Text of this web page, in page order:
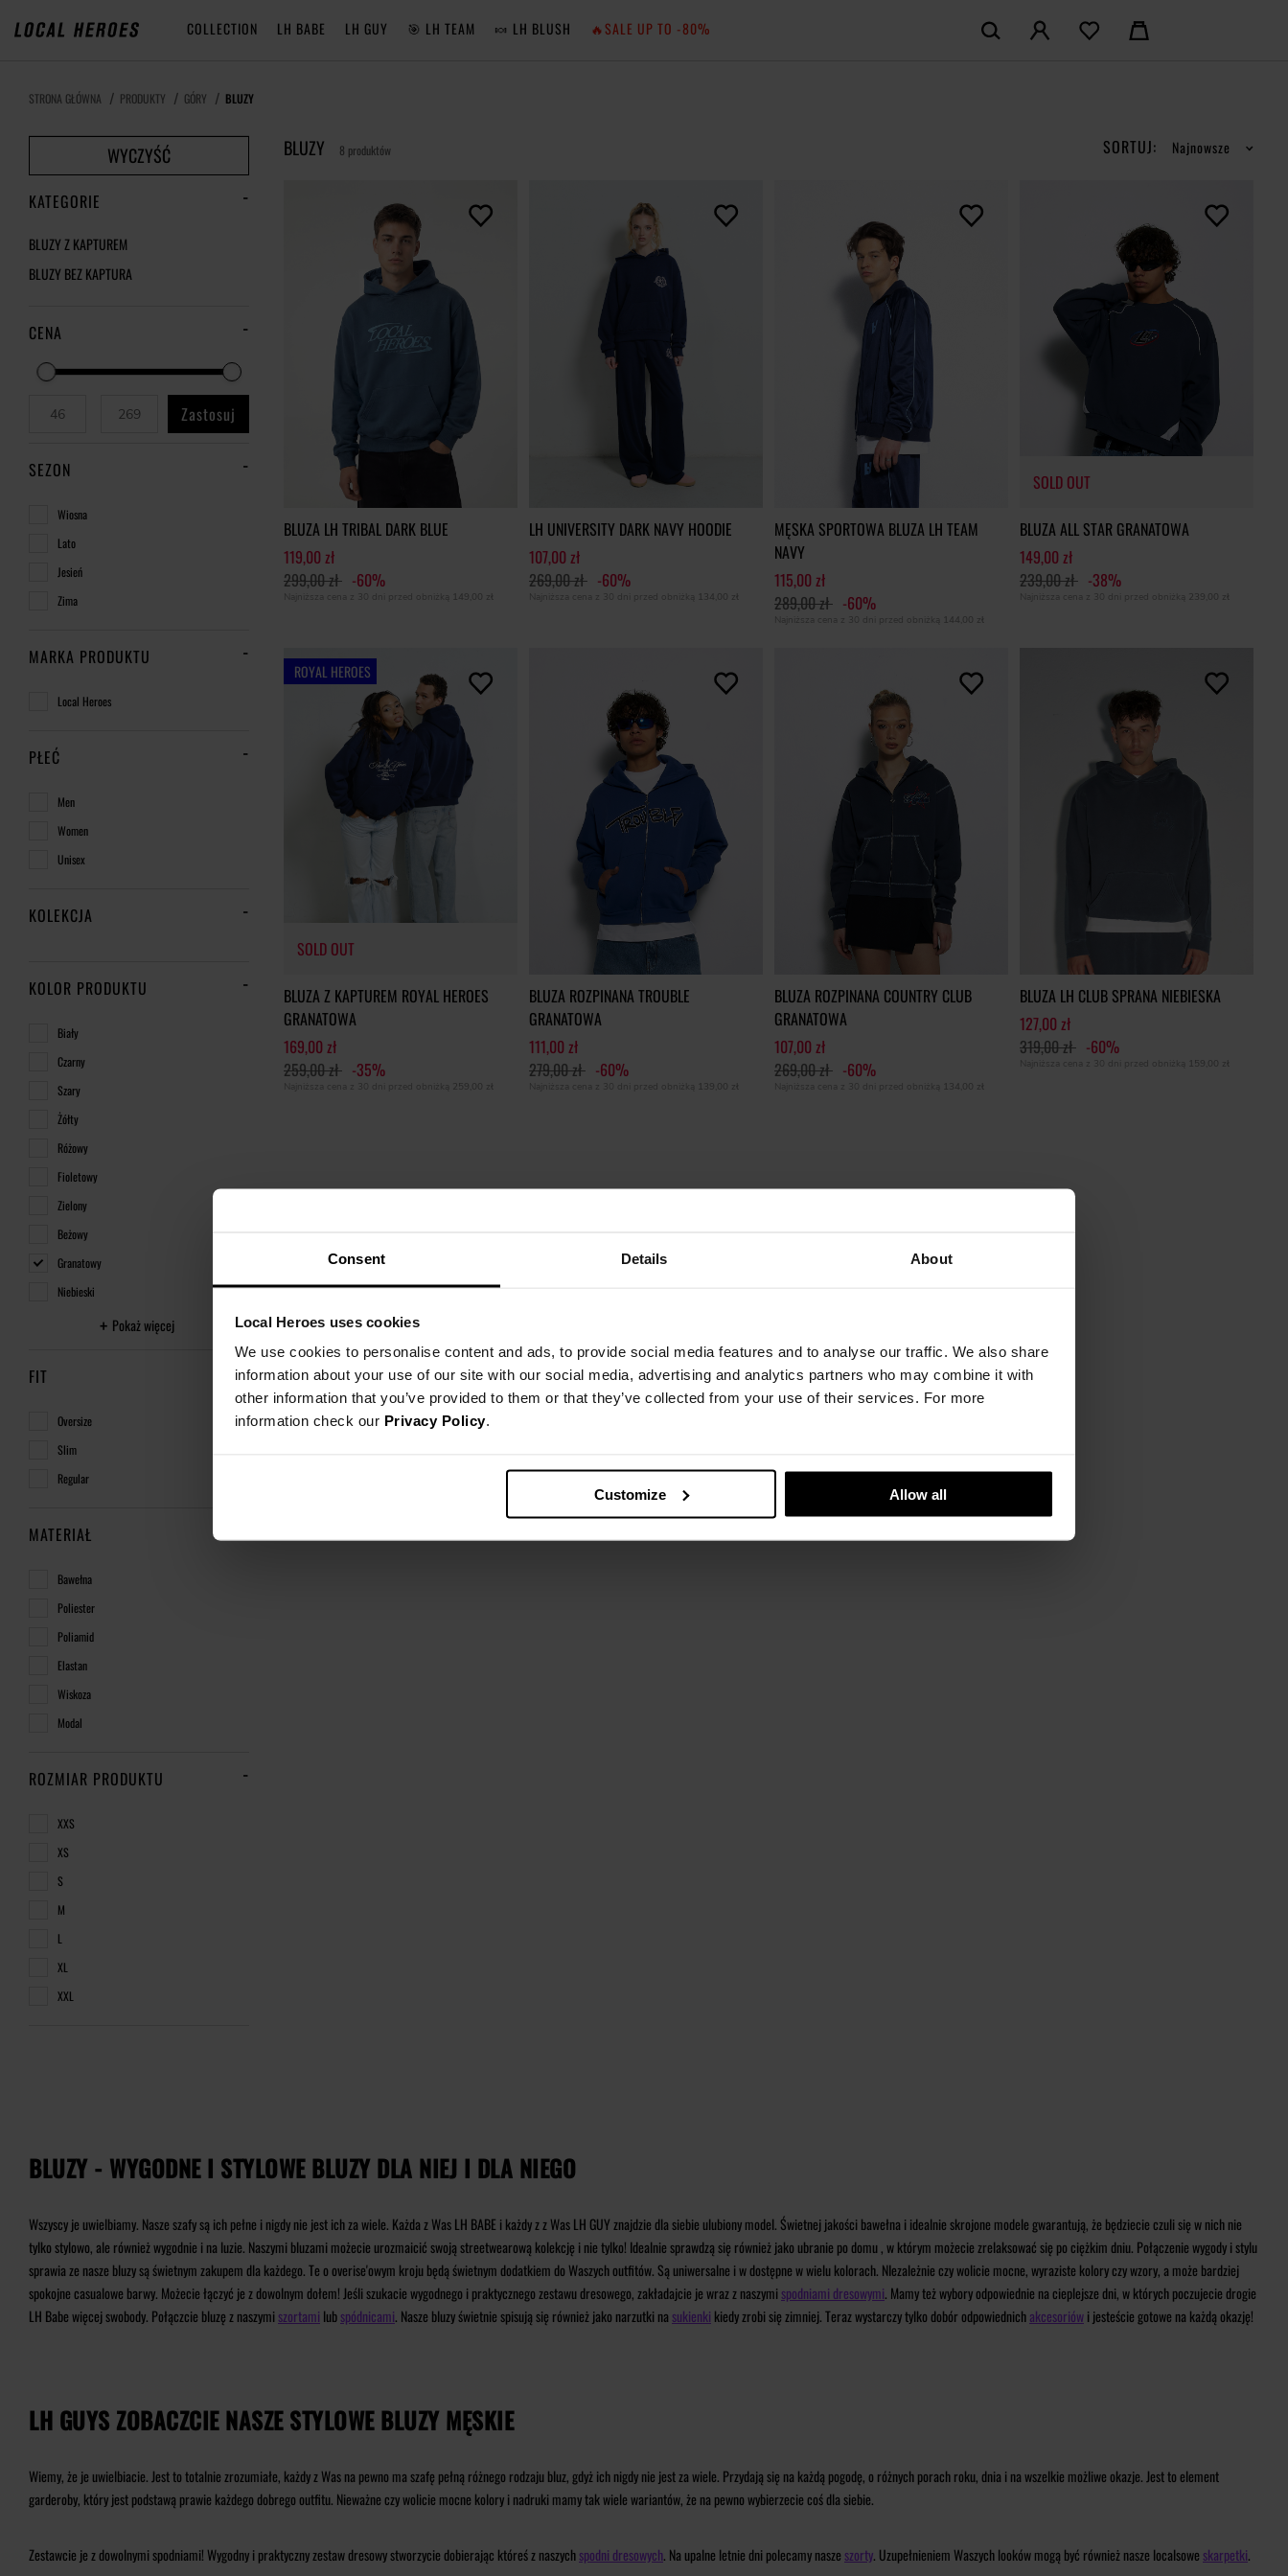
Consent Details About
Local Heroes uses cookies
We use cookies to personalise content and ads, to provide social media features and to analyse our traffic. We also share
information about your use of our site with our social media, advertising and analytics partners who may combine it with
other information that you’ve provided to them or that they’ve collected from your use of their services. For more
information check our Privacy Policy.
Customize Allow all
COLLECTION LH BABE LH GUY 🎯 LH TEAM 🍬 LH BLUSH 🔥SALE UP TO -80%
NIE MAM KONTA
ZAŁÓŻ KONTO
STRONA GŁÓWNA PRODUKTY GÓRY BLUZY
WYCZYŚĆ
KATEGORIE
BLUZY Z KAPTUREM
BLUZY BEZ KAPTURA
CENA
Zastosuj
SEZON
Wiosna
Lato
Jesień
Zima
MARKA PRODUKTU
Local Heroes
PŁEĆ
Men
Women
Unisex
KOLEKCJA
KOLOR PRODUKTU
Biały
Czarny
Szary
Żółty
Różowy
Fioletowy
Zielony
Beżowy
Granatowy
Niebieski
Pokaż więcej
FIT
Oversize
Slim
Regular
MATERIAŁ
Bawełna
Poliester
Poliamid
Elastan
Wiskoza
Modal
ROZMIAR PRODUKTU
XXS
XS
S
M
L
XL
XXL
BLUZY 8 produktów SORTUJ: Najnowsze
BLUZA LH TRIBAL DARK BLUE
119,00 zł
299,00 zł -60%
Najniższa cena z 30 dni przed obniżką 149,00 zł
LH UNIVERSITY DARK NAVY HOODIE
107,00 zł
269,00 zł -60%
Najniższa cena z 30 dni przed obniżką 134,00 zł
MĘSKA SPORTOWA BLUZA LH TEAM
NAVY
115,00 zł
289,00 zł -60%
Najniższa cena z 30 dni przed obniżką 144,00 zł
SOLD OUT
BLUZA ALL STAR GRANATOWA
149,00 zł
239,00 zł -38%
Najniższa cena z 30 dni przed obniżką 239,00 zł
ROYAL HEROES
SOLD OUT
SOLD OUT
BLUZA Z KAPTUREM ROYAL HEROES
GRANATOWA
169,00 zł
259,00 zł -35%
Najniższa cena z 30 dni przed obniżką 259,00 zł
BLUZA ROZPINANA TROUBLE
GRANATOWA
111,00 zł
279,00 zł -60%
Najniższa cena z 30 dni przed obniżką 139,00 zł
BLUZA ROZPINANA COUNTRY CLUB
GRANATOWA
107,00 zł
269,00 zł -60%
Najniższa cena z 30 dni przed obniżką 134,00 zł
BLUZA LH CLUB SPRANA NIEBIESKA
127,00 zł
319,00 zł -60%
Najniższa cena z 30 dni przed obniżką 159,00 zł
BLUZY - WYGODNE I STYLOWE BLUZY DLA NIEJ I DLA NIEGO
Wszyscy je uwielbiamy. Nasze szafy są ich pełne i nigdy nie jest ich za wiele. Każda z Was LH BABE i każdy z z Was LH GUY znajdzie dla siebie ulubiony model. Świetnej jakości bawełna i idealnie skrojone modele gwarantują, że będziecie czuli się w nich nie
tylko stylowo, ale również wygodnie i na luzie. Naszymi bluzami możecie urozmaicić swoją streetwearową kolekcję i nie tylko! Idealnie sprawdzą się również jako ubranie po domu , w którym możecie zrelaksować się po ciężkim dniu. Połączenie wygody i stylu
sprawia ze nasze bluzy są świetnym zakupem dla każdego. Te o overise'owym kroju będą świetnym dodatkiem do Waszych outfitów. Są uniwersalne i w dostępne w wielu kolorach. NIezależnie czy wolicie mocne, wyraziste kolory czy wzory, a może bardziej
spokojne casualowe barwy. Możecie łączyć je z dowolnym dołem! Jeśli szukacie wygodnego i praktycznego zestawu dresowego, zakładajcie je wraz z naszymispodniami dresowymi. Mamy też wybory odpowiednie na cieplejsze dni, w których poczujecie drogie
LH Babe więcej swobody. Połączcie bluzę z naszymiszortami lubspódnicami. Nasze bluzy świetnie spisują się również jako narzutki nasukienki kiedy zrobi się zimniej. Teraz wystarczy tylko dobór odpowiednichakcesoriówi jesteście gotowe na każdą okazję!
LH GUYS ZOBACZCIE NASZE STYLOWE BLUZY MĘSKIE
Wiemy, że je uwielbiacie. Jest to totalnie zrozumiałe, każdy z Was na pewno ma szafę pełną różnego rodzaju bluz, gdyż ich nigdy nie jest za wiele. Przydają się na każdą pogodę, o różnych porach roku, dnia i na wszelkie możliwe okazje. Jest to element
garderoby, który jest podstawą prawie każdego dobrego outfitu. Nieważne czy wolicie mocne kolory i nadruki mamy tak wiele wariantów, że na pewno wybierzecie coś dla siebie.
Zestawcie je z dowolnymi spodniami! Wygodny i praktyczny zestaw dresowy stworzycie dobierając któreś z naszychspodni dresowych. Na upalne letnie dni polecamy naszeszorty. Uzupełnieniem Waszych looków mogą być również nasze localsoweskarpetki.